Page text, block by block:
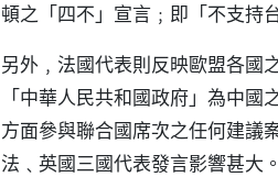
頓之「四不」宣言﹔即「不支持
另外﹐法國代表則反映歐盟各國
「中華人民共和國政府」為中
方面參與聯合國席次之任何建議
法﹑英國三國代表發言影響甚大。